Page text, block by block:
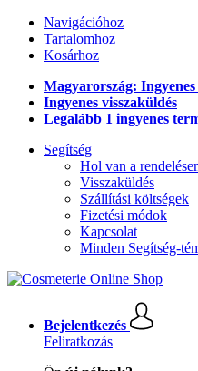
Navigációhoz
Tartalomhoz
Kosárhoz
Magyarország:
Ingyenes visszaküldés
Legalább 1 ingyenes
Segítség
Hol van a
Visszaküldés
Szállítási költségek
Fizetési módok
Kapcsolat
Minden Segítség-
Bejelentkezés
Feliratkozás